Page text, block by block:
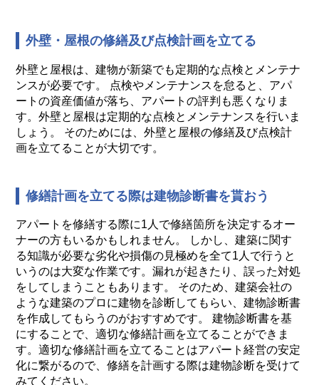
外壁・屋根の修繕及び点検計画を立てる
外壁と屋根は、建物が新築でも定期的な点検とメンテナ
ンスが必要です。 点検やメンテナンスを怠ると、アパ
ートの資産価値が落ち、アパートの評判も悪くなりま
す。外壁と屋根は定期的な点検とメンテナンスを行いま
しょう。 そのためには、外壁と屋根の修繕及び点検計
画を立てることが大切です。
修繕計画を立てる際は建物診断書を貰おう
アパートを修繕する際に1人で修繕箇所を決定するオー
ナーの方もいるかもしれません。 しかし、建築に関す
る知識が必要な劣化や損傷の見極めを全て1人で行うと
いうのは大変な作業です。漏れが起きたり、誤った対処
をしてしまうこともあります。 そのため、建築会社の
ような建築のプロに建物を診断してもらい、建物診断書
を作成してもらうのがおすすめです。 建物診断書を基
にすることで、適切な修繕計画を立てることができま
す。適切な修繕計画を立てることはアパート経営の安定
化に繋がるので、修繕を計画する際は建物診断を受けて
みてください。